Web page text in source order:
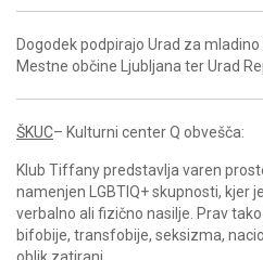
Dogodek podpirajo Urad za
Mestne občine Ljubljana ter Urad
ŠKUC– Kulturni center Q obvešča:
Klub Tiffany predstavlja varen
namenjen LGBTIQ+ skupnosti, kjer
verbalno ali fizično nasilje. Prav
bifobije, transfobije, seksizma,